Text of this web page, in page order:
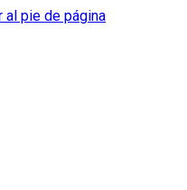
al pie de página